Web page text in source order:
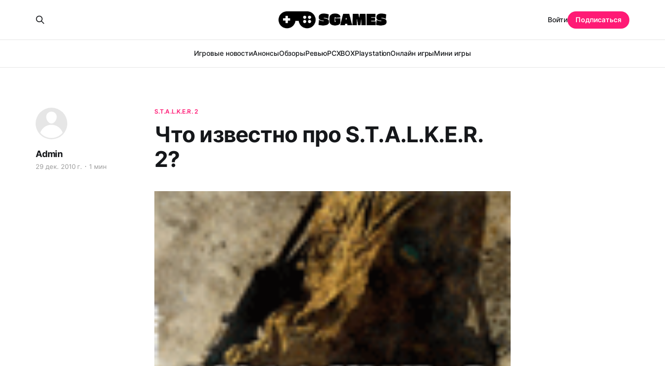
Игровые новостиАнонсыОбзорыРевьюPCXBOXPlaystationОнлайн игрыМини игры
Войти Подписаться
S.T.A.L.K.E.R. 2
Что известно про S.T.A.L.K.E.R.
2?
Admin
29 дек. 2010 г. 1 мин